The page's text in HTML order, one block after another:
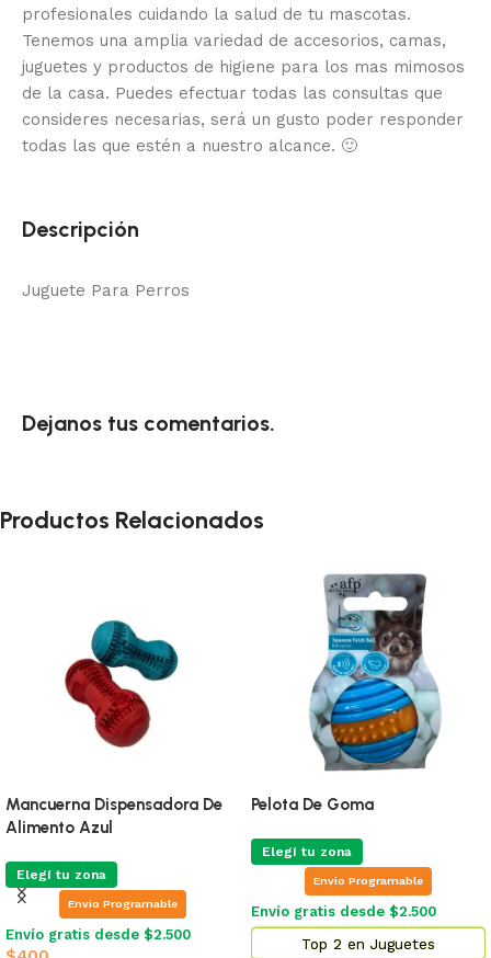
profesionales cuidando la salud de tu mascotas.
Tenemos una amplia variedad de accesorios, camas,
juguetes y productos de higiene para los mas mimosos
de la casa. Puedes efectuar todas las consultas que
consideres necesarias, será un gusto poder responder
todas las que estén a nuestro alcance. 🙂
Descripción
Juguete Para Perros
Dejanos tus comentarios.
Productos Relacionados
Mancuerna Dispensadora De
Alimento Azul
Elegí tu zona
Envio Programable
Envío gratis desde $2.500
Pelota De Goma
Elegí tu zona
Envio Programable
Envío gratis desde $2.500
Top 2 en Juguetes